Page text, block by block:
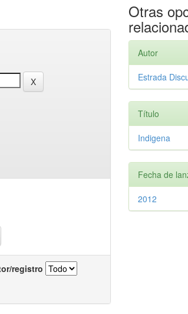
registro
Otras
Autor
Estrada
Título
Indigena
Fecha de
2012